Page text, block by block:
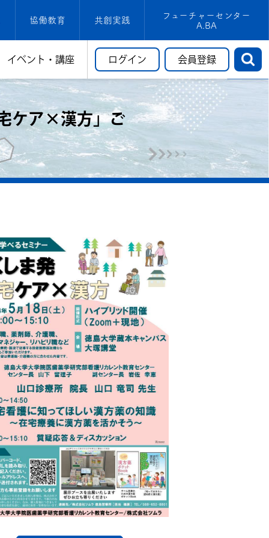
協働教育 共創実践
フューチャーセンター
A.BA
イベント・講座 ログイン 会員登録
ケア×漢方」ご